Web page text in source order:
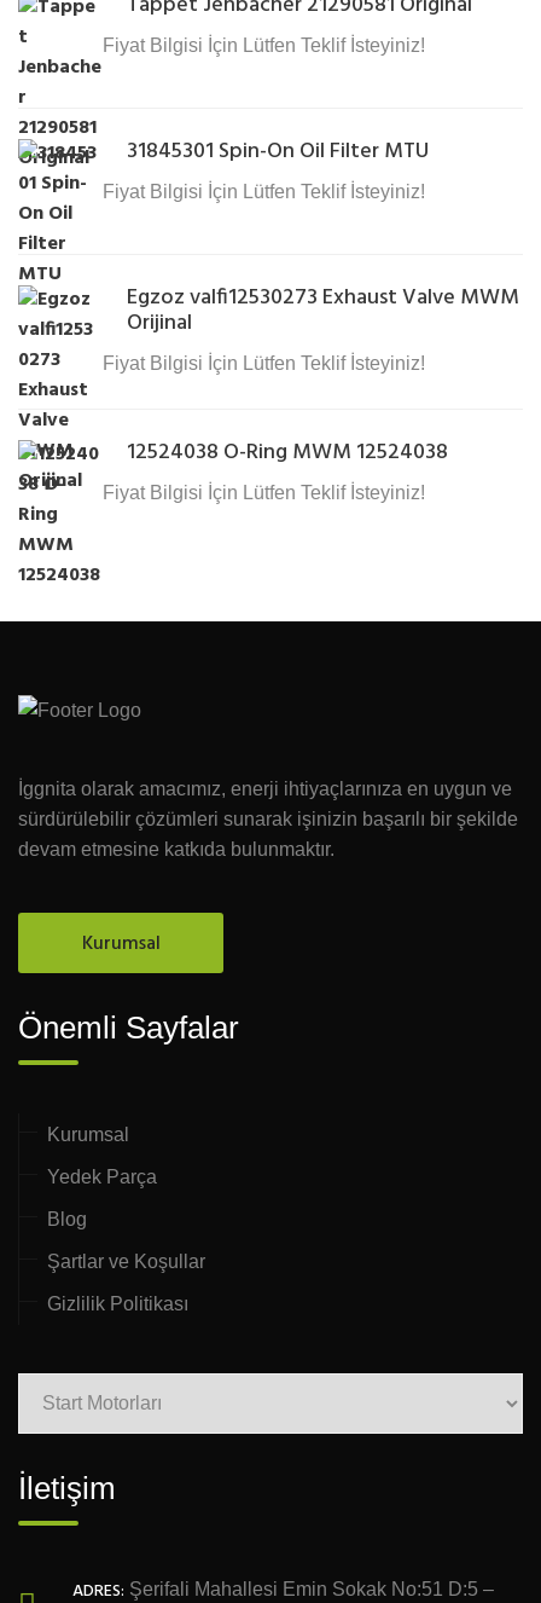
Fiyat Bilgisi İçin Lütfen Teklif İsteyiniz!
31845301 Spin-On Oil Filter MTU
Fiyat Bilgisi İçin Lütfen Teklif İsteyiniz!
Egzoz valfi12530273 Exhaust Valve MWM
Orijinal
Fiyat Bilgisi İçin Lütfen Teklif İsteyiniz!
12524038 O-Ring MWM 12524038
Fiyat Bilgisi İçin Lütfen Teklif İsteyiniz!
İggnita olarak amacımız, enerji ihtiyaçlarınıza en uygun ve
sürdürülebilir çözümleri sunarak işinizin başarılı bir şekilde
devam etmesine katkıda bulunmaktır.
Kurumsal
Önemli Sayfalar
Kurumsal
Yedek Parça
Blog
Şartlar ve Koşullar
Gizlilik Politikası
İletişim
ADRES: Şerifali Mahallesi Emin Sokak No:51 D:5 –